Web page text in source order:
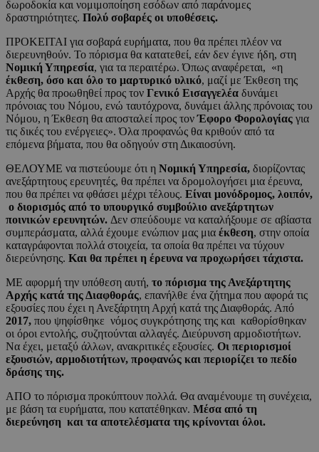
δωροδοκία και νομιμοποίηση εσόδων από παράνομες
δραστηριότητες. Πολύ σοβαρές οι υποθέσεις.
ΠΡΟΚΕΙΤΑΙ για σοβαρά ευρήματα, που θα πρέπει πλέον να
διερευνηθούν. Το πόρισμα θα κατατεθεί, εάν δεν έγινε ήδη, στη
Νομική Υπηρεσία, για τα περαιτέρω. Όπως αναφέρεται, «η
έκθεση, όσο και όλο το μαρτυρικό υλικό, μαζί με Έκθεση της
Αρχής θα προωθηθεί προς τον Γενικό Εισαγγελέα δυνάμει
πρόνοιας του Νόμου, ενώ ταυτόχρονα, δυνάμει άλλης πρόνοιας του
Νόμου, η Έκθεση θα αποσταλεί προς τονΈφορο Φορολογίας για
τις δικές του ενέργειες». Όλα προφανώς θα κριθούν από τα
επόμενα βήματα, που θα οδηγούν στη Δικαιοσύνη.
ΘΕΛΟΥΜΕ να πιστεύουμε ότι η Νομική Υπηρεσία, διορίζοντας
ανεξάρτητους ερευνητές, θα πρέπει να δρομολογήσει μια έρευνα,
που θα πρέπει να φθάσει μέχρι τέλους. Είναι μονόδρομος, λοιπόν,
ο διορισμός από το υπουργικό συμβούλιο ανεξάρτητων
ποινικών ερευνητών. Δεν σπεύδουμε να καταλήξουμε σε αβίαστα
συμπεράσματα, αλλά έχουμε ενώπιον μας μια έκθεση, στην οποία
καταγράφονται πολλά στοιχεία, τα οποία θα πρέπει να τύχουν
διερεύνησης. Και θα πρέπει η έρευνα να προχωρήσει τάχιστα.
ΜΕ αφορμή την υπόθεση αυτή, το πόρισμα της Ανεξάρτητης
Αρχής κατά της Διαφθοράς, επανήλθε ένα ζήτημα που αφορά τις
εξουσίες που έχει η Ανεξάρτητη Αρχή κατά της Διαφθοράς. Από
2017, που ψηφίσθηκε νόμος συγκρότησης της και καθορίσθηκαν
οι όροι εντολής, συζητούνται αλλαγές. Διεύρυνση αρμοδιοτήτων.
Να έχει, μεταξύ άλλων, ανακριτικές εξουσίες. Οι περιορισμοί
εξουσιών, αρμοδιοτήτων, προφανώς και περιορίζει το πεδίο
δράσης της.
ΑΠΟ το πόρισμα προκύπτουν πολλά. Θα αναμένουμε τη συνέχεια,
με βάση τα ευρήματα, που κατατέθηκαν. Μέσα από τη
διερεύνηση και τα αποτελέσματα της κρίνονται όλοι.